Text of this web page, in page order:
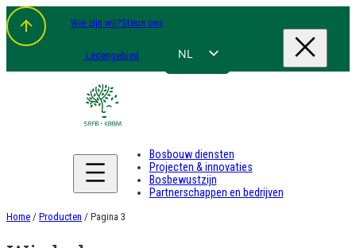
Spring
naar
de
inhoud
Wie zijn wij?Steun ons
Ledengebied NL
DE
Bosbouw diensten
Projecten & innovaties
Bosbewustzijn
Partnerschappen en bedrijven
Home / Producten / Pagina 3